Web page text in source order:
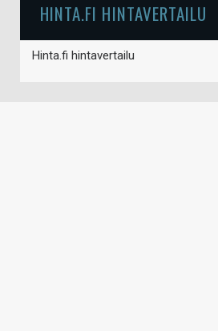
HINTA.FI HINTAVERTAILU
Hinta.fi hintavertailu